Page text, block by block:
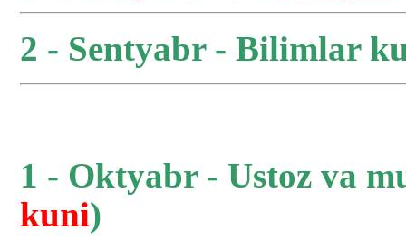
2 - Sentyabr - Bilimlar
1 - Oktyabr - Ustoz va
kuni)